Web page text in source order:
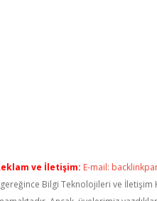
ve İletişim: E-mail:
gereğince Bilgi Teknolojileri ve